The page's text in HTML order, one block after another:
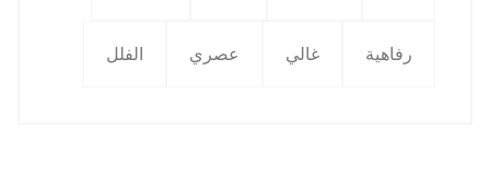
رفاهية غالي عصري الفلل